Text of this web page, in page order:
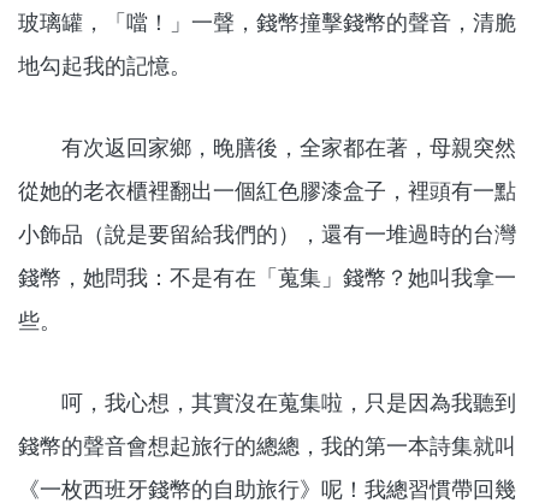
玻璃罐，「噹！」一聲，錢幣撞擊錢幣的聲音，清脆
地勾起我的記憶。
有次返回家鄉，晚膳後，全家都在著，母親突然
從她的老衣櫃裡翻出一個紅色膠漆盒子，裡頭有一點
小飾品（說是要留給我們的），還有一堆過時的台灣
錢幣，她問我：不是有在「蒐集」錢幣？她叫我拿一
些。
呵，我心想，其實沒在蒐集啦，只是因為我聽到
錢幣的聲音會想起旅行的總總，我的第一本詩集就叫
《一枚西班牙錢幣的自助旅行》呢！我總習慣帶回幾